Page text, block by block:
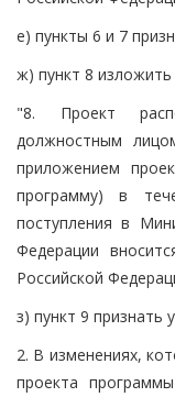
е) пункты 6 и 7
ж) пункт 8
"8. Проект
должностным
приложением
программу) в
поступления в
Федерации
Российской
з) пункт 9 признать
2. В изменениях,
проекта